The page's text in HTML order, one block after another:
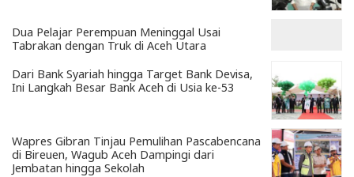
Dua Pelajar Perempuan Meninggal Usai
Tabrakan dengan Truk di Aceh Utara
Dari Bank Syariah hingga Target Bank Devisa,
Ini Langkah Besar Bank Aceh di Usia ke-53
Wapres Gibran Tinjau Pemulihan Pascabencana
di Bireuen, Wagub Aceh Dampingi dari
Jembatan hingga Sekolah